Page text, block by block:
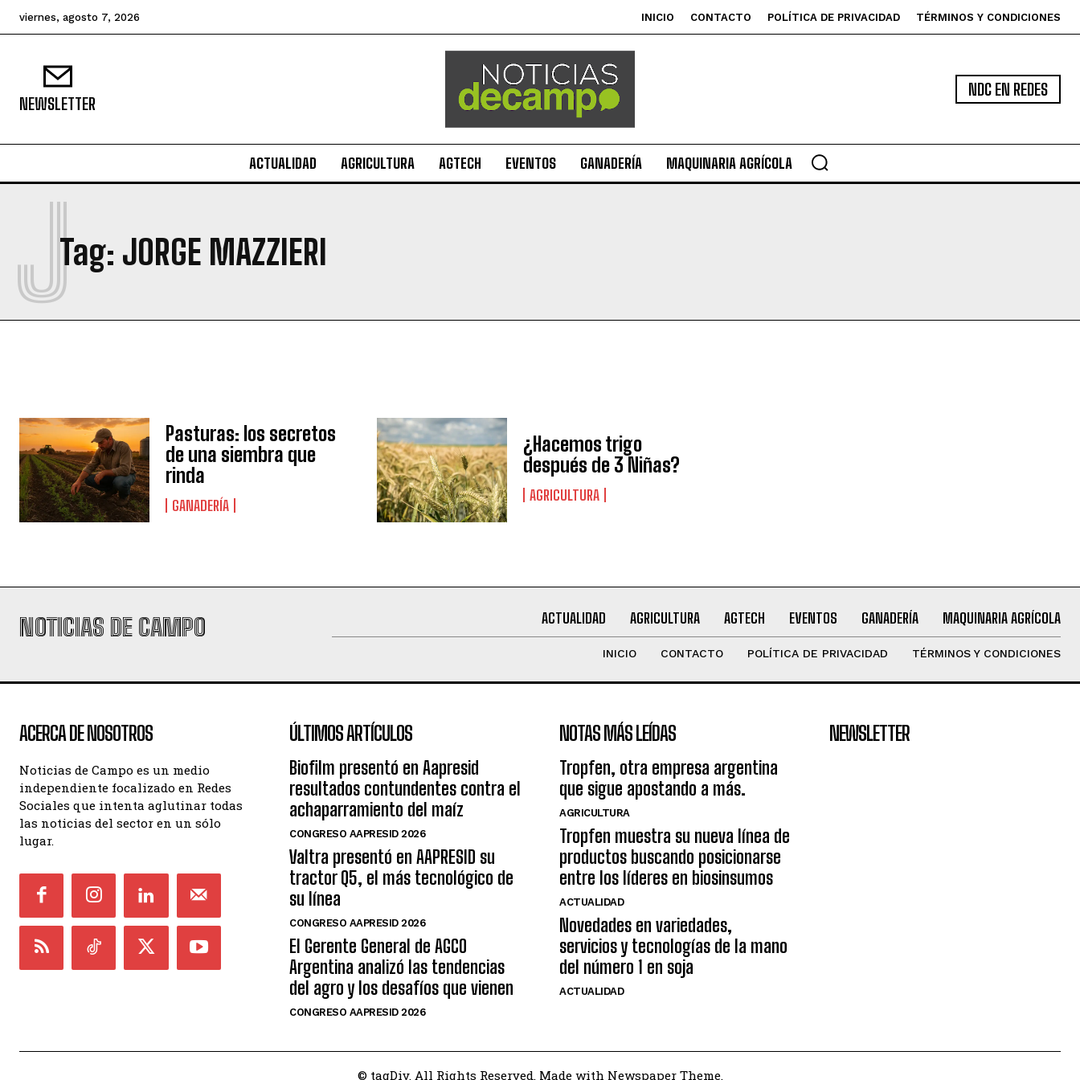
viernes, agosto 7, 2026 INICIO CONTACTO POLÍTICA DE PRIVACIDAD TÉRMINOS Y CONDICIONES
NEWSLETTER
NDC EN REDES
ACTUALIDAD AGRICULTURA AGTECH EVENTOS GANADERÍA MAQUINARIA AGRÍCOLA
Tag: JORGE MAZZIERI
J
Pasturas: los secretos
de una siembra que
rinda
GANADERÍA
¿Hacemos trigo
después de 3 Niñas?
AGRICULTURA
NOTICIAS DE CAMPO ACTUALIDAD AGRICULTURA AGTECH EVENTOS GANADERÍA MAQUINARIA AGRÍCOLA
INICIO CONTACTO POLÍTICA DE PRIVACIDAD TÉRMINOS Y CONDICIONES
ACERCA DE NOSOTROS
Noticias de Campo es un medio
independiente focalizado en Redes
Sociales que intenta aglutinar todas
las noticias del sector en un sólo
lugar.
ÚLTIMOS ARTÍCULOS
Biofilm presentó en Aapresid
resultados contundentes contra el
achaparramiento del maíz
CONGRESO AAPRESID 2026
Valtra presentó en AAPRESID su
tractor Q5, el más tecnológico de
su línea
CONGRESO AAPRESID 2026
El Gerente General de AGCO
Argentina analizó las tendencias
del agro y los desafíos que vienen
CONGRESO AAPRESID 2026
NOTAS MÁS LEÍDAS
Tropfen, otra empresa argentina
que sigue apostando a más.
AGRICULTURA
Tropfen muestra su nueva línea de
productos buscando posicionarse
entre los líderes en biosinsumos
ACTUALIDAD
Novedades en variedades,
servicios y tecnologías de la mano
del número 1 en soja
ACTUALIDAD
NEWSLETTER
© tagDiv. All Rights Reserved. Made with Newspaper Theme.